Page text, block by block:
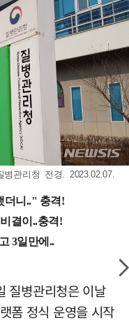
관리청 전경. 2023.02.07.
질병관리청은 이날
폼 정식 운영을 시작